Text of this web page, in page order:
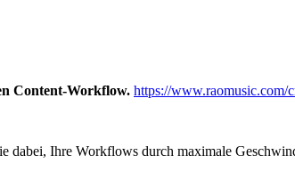
Content-Workflow. https://www.raomusic.com/
dabei, Ihre Workflows durch maximale